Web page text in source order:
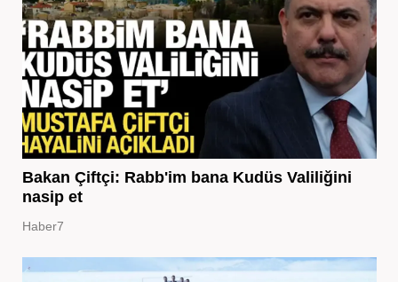
Bakan Çiftçi: Rabb'im bana Kudüs Valiliğini
nasip et
Haber7